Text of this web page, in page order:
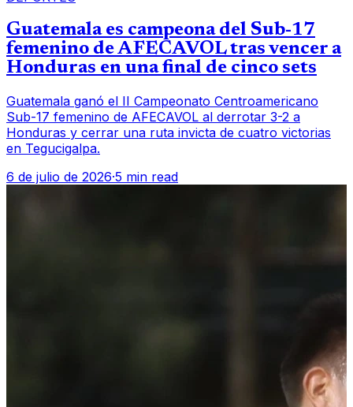
Guatemala es campeona del Sub-17
femenino de AFECAVOL tras vencer a
Honduras en una final de cinco sets
Guatemala ganó el II Campeonato Centroamericano
Sub-17 femenino de AFECAVOL al derrotar 3-2 a
Honduras y cerrar una ruta invicta de cuatro victorias
en Tegucigalpa.
6 de julio de 2026·5 min read